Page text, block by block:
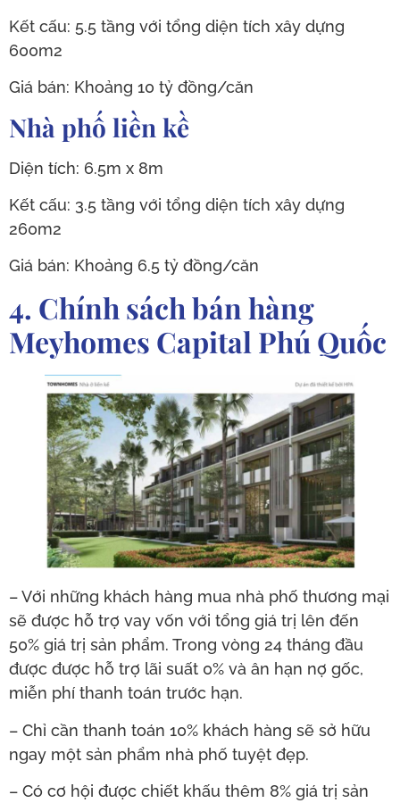
Kết cấu: 5.5 tầng với tổng diện tích xây dựng
600m2
Giá bán: Khoảng 10 tỷ đồng/căn
Nhà phố liền kề
Diện tích: 6.5m x 8m
Kết cấu: 3.5 tầng với tổng diện tích xây dựng
260m2
Giá bán: Khoảng 6.5 tỷ đồng/căn
4. Chính sách bán hàng
Meyhomes Capital Phú Quốc
– Với những khách hàng mua nhà phố thương mại
sẽ được hỗ trợ vay vốn với tổng giá trị lên đến
50% giá trị sản phẩm. Trong vòng 24 tháng đầu
được được hỗ trợ lãi suất 0% và ân hạn nợ gốc,
miễn phí thanh toán trước hạn.
– Chỉ cần thanh toán 10% khách hàng sẽ sở hữu
ngay một sản phẩm nhà phố tuyệt đẹp.
– Có cơ hội được chiết khấu thêm 8% giá trị sản